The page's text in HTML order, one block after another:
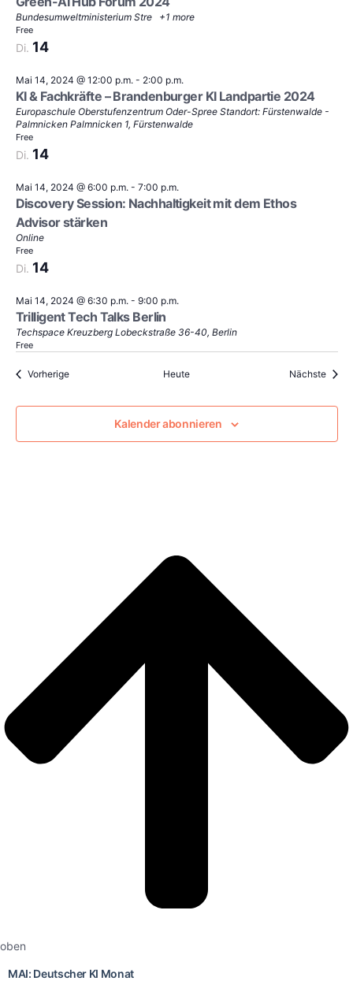
Bundesumweltministerium Stre +1 more
Free
Di. 14
Mai 14, 2024 @ 12:00 p.m.- 2:00 p.m.
KI & Fachkräfte – Brandenburger KI Landpartie 2024
Europaschule Oberstufenzentrum Oder-Spree Standort: Fürstenwalde -
Palmnicken Palmnicken 1, Fürstenwalde
Free
Di. 14
Mai 14, 2024 @ 6:00 p.m.- 7:00 p.m.
Discovery Session: Nachhaltigkeit mit dem Ethos
Advisor stärken
Online
Free
Di. 14
Mai 14, 2024 @ 6:30 p.m.- 9:00 p.m.
Trilligent Tech Talks Berlin
Techspace Kreuzberg Lobeckstraße 36-40, Berlin
Free
VorherigeVeranstaltungen Heute Nächste
Kalender abonnieren
oben
MAI: Deutscher KI Monat